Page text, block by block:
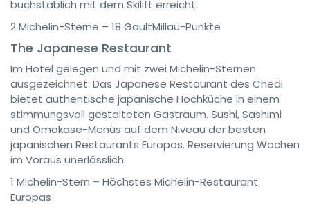
buchstäblich mit dem Skilift erreicht.
2 Michelin-Sterne – 18 GaultMillau-Punkte
The Japanese Restaurant
Im Hotel gelegen und mit zwei Michelin-Sternen
ausgezeichnet: Das Japanese Restaurant des Chedi
bietet authentische japanische Hochküche in einem
stimmungsvoll gestalteten Gastraum. Sushi, Sashimi
und Omakase-Menüs auf dem Niveau der besten
japanischen Restaurants Europas. Reservierung Wochen
im Voraus unerlässlich.
1 Michelin-Stern – Höchstes Michelin-Restaurant
Europas